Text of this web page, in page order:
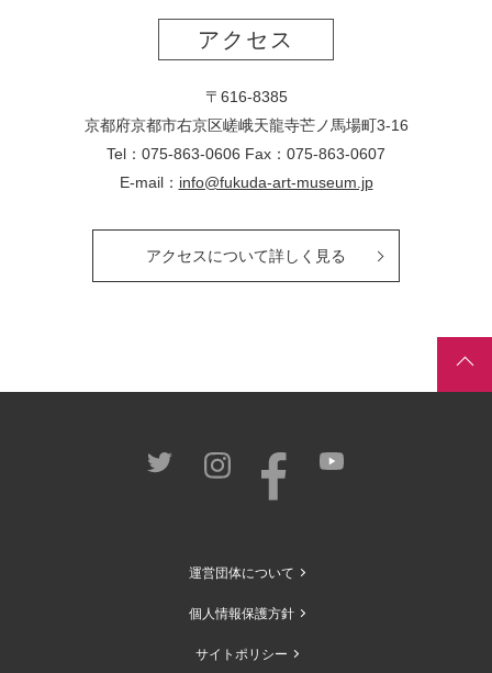
アクセス
〒616-8385
京都府京都市右京区嵯峨天龍寺芒ノ馬場町3-16
Tel：075-863-0606 Fax：075-863-0607
E-mail： info@fukuda-art-museum.jp
アクセスについて詳しく見る
運営団体について
個人情報保護方針
サイトポリシー